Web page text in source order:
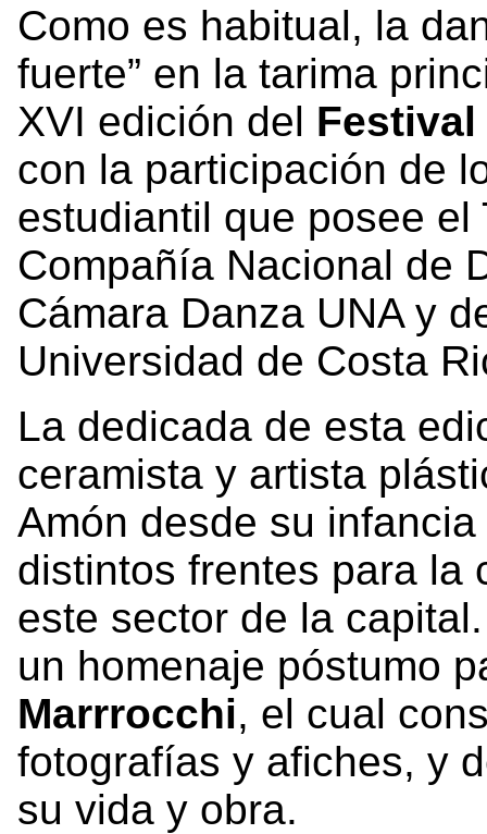
Como es habitual, la
fuerte” en la tarima
XVI edición del Festival
con la participación de
estudiantil que posee
Compañía Nacional de
Cámara Danza UNA y
Universidad de Costa
La dedicada de esta
ceramista y artista
Amón desde su
distintos frentes para la
este sector de la
un homenaje póstumo
Marrrocchi, el cual
fotografías y afiches, y
su vida y obra.